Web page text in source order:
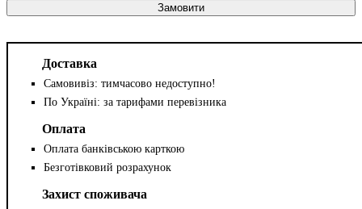
Замовити
Доставка
Самовивіз: тимчасово недоступно!
По Україні: за тарифами перевізника
Оплата
Оплата банківською карткою
Безготівковий розрахунок
Захист споживача